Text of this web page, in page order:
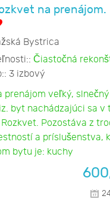
na prenájom.
Bystrica
Čiastočná
3 izbový
prenájom veľký,
byt nachádzajúci sa v
Pozostáva z
a príslušenstva,
bytu je: kuchy